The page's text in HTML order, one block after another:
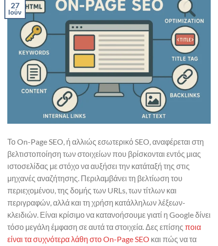
27
Ιούν
Το On-Page SEO, ή αλλιώς εσωτερικό SEO, αναφέρεται στη
βελτιστοποίηση των στοιχείων που βρίσκονται εντός μιας
ιστοσελίδας με στόχο να αυξήσει την κατάταξή της στις
μηχανές αναζήτησης. Περιλαμβάνει τη βελτίωση του
περιεχομένου, της δομής των URLs, των τίτλων και
περιγραφών, αλλά και τη χρήση κατάλληλων λέξεων-
κλειδιών. Είναι κρίσιμο να κατανοήσουμε γιατί η Google δίνει
τόσο μεγάλη έμφαση σε αυτά τα στοιχεία. Δες επίσης ποια
είναι τα συχνότερα λάθη στο On-Page SEO και πώς να τα